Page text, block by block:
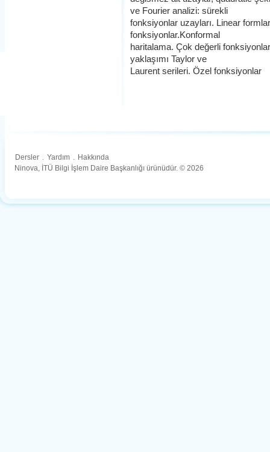
ve Fourier analizi: sürekli
fonksiyonlar uzayları. Linear
fonksiyonlar.Konformal
haritalama. Çok değerli
yaklaşımı Taylor ve
Laurent serileri. Özel fonksiyonlar
Dersler . Yardım . Hakkında
Ninova, İTÜ Bilgi İşlem Daire Başkanlığı ürünüdür. © 2026